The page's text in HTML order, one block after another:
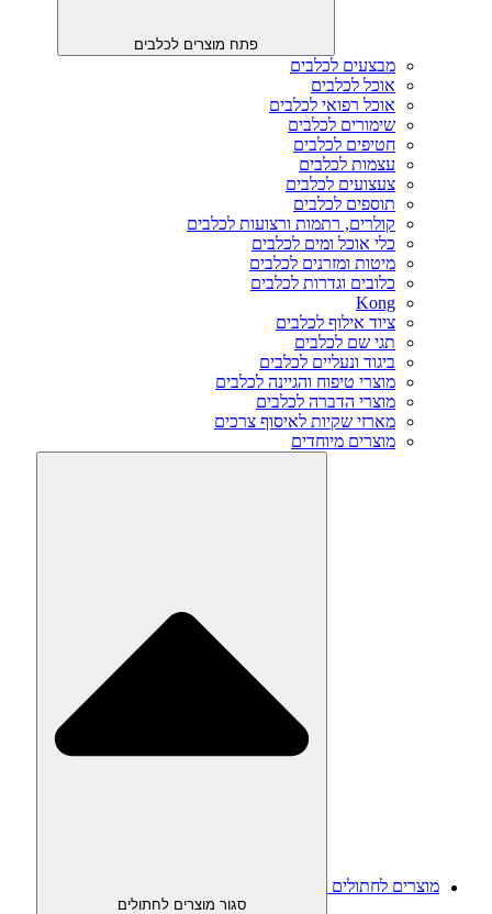
פתח מוצרים לכלבים
מבצעים לכלבים
אוכל לכלבים
אוכל רפואי לכלבים
שימורים לכלבים
חטיפים לכלבים
עצמות לכלבים
צעצועים לכלבים
תוספים לכלבים
קולרים, רתמות ורצועות לכלבים
כלי אוכל ומים לכלבים
מיטות ומזרנים לכלבים
כלובים וגדרות לכלבים
Kong
ציוד אילוף לכלבים
תגי שם לכלבים
ביגוד ונעליים לכלבים
מוצרי טיפוח והגיינה לכלבים
מוצרי הדברה לכלבים
מארזי שקיות לאיסוף צרכים
מוצרים מיוחדים
מוצרים לחתולים
סגור מוצרים לחתולים